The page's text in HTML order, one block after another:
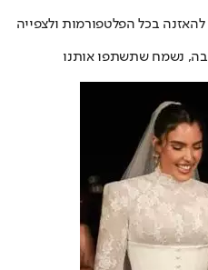
בכל הפלטפורמות ולצפייה
נשמח שתשתפו אותנו